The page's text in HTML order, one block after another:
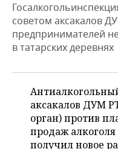
КОРОЛИ
ВУЗЫ ТАТАРСТАНА
ТАТАРСТАНА
ФИНАНСЫ
БАНКИ
ИНВЕСТИЦИИ
НОВОСТИ
ПРОМЫШЛЕННОСТИ
АГРОПРОМ
НЕФТЕХИМИЯ
НЕФТЬ
НЕДВИЖИМОСТЬ
НОВОСТИ
АВТО
НОВОСТИ БИЗНЕСА
РОЗНИЧНАЯ
ТЕХНОЛОГИИ
НОВОСТИ
МЕРОПРИЯТИЯ
советом аксакалов
предпринимателей
в татарских деревнях
аксакалов ДУМ
орган) против
продаж
получил новое